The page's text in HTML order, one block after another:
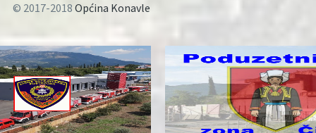
© 2017-2018 Općina Konavle